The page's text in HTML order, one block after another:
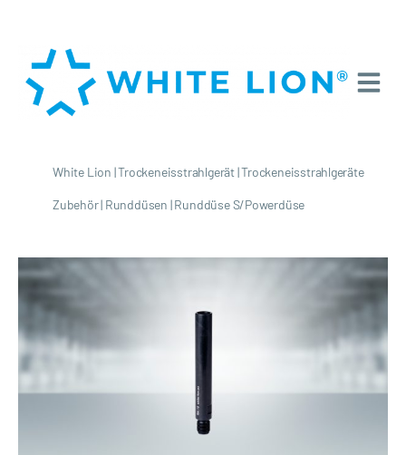
White Lion |Trockeneisstrahlgerät|Trockeneisstrahlgeräte
Zubehör| Runddüsen |Runddüse S/Powerdüse